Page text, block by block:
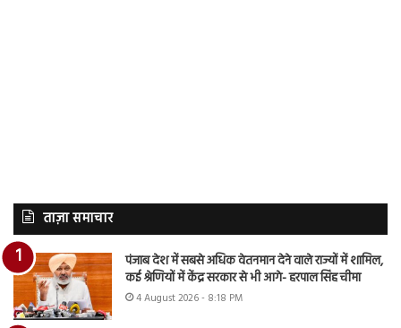
ताज़ा समाचार
पंजाब देश में सबसे अधिक वेतनमान देने वाले राज्यों में शामिल,
कई श्रेणियों में केंद्र सरकार से भी आगे- हरपाल सिंह चीमा
4 August 2026 - 8:18 PM